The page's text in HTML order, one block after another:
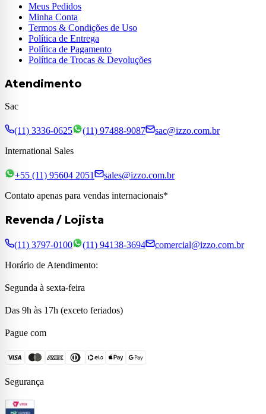
Meus Pedidos
Minha Conta
Termos & Condições de Uso
Política de Entrega
Política de Pagamento
Política de Trocas & Devoluções
Atendimento
Sac
(11) 3336-0625 (11) 97488-9087
sac@izzo.com.br
International Sales
+55 (11) 95604 2051
sales@izzo.com.br
Contato apenas para vendas internacionais*
Revenda / Lojista
(11) 3797-0100 (11) 94138-3694
comercial@izzo.com.br
Horário de Atendimento:
Segunda à sexta-feira
Das 9h às 17h (exceto feriados)
Pague com
Segurança